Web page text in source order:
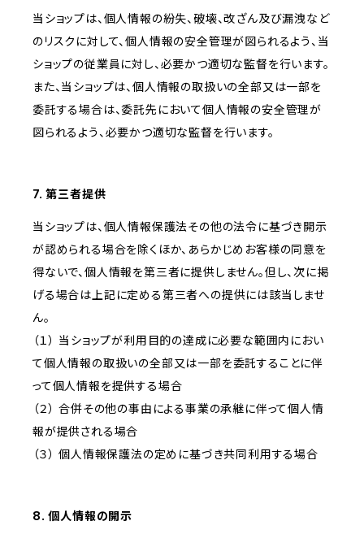
当ショップは、個人情報の紛失、破壊、改ざん及び漏洩など
のリスクに対して、個人情報の安全管理が図られるよう、当
ショップの従業員に対し、必要かつ適切な監督を行います。
また、当ショップは、個人情報の取扱いの全部又は一部を
委託する場合は、委託先において個人情報の安全管理が
図られるよう、必要かつ適切な監督を行います。
7. 第三者提供
当ショップは、個人情報保護法その他の法令に基づき開示
が認められる場合を除くほか、あらかじめお客様の同意を
得ないで、個人情報を第三者に提供しません。但し、次に掲
げる場合は上記に定める第三者への提供には該当しませ
ん。
（１） 当ショップが利用目的の達成に必要な範囲内におい
て個人情報の取扱いの全部又は一部を委託することに伴
って個人情報を提供する場合
（２） 合併その他の事由による事業の承継に伴って個人情
報が提供される場合
（３） 個人情報保護法の定めに基づき共同利用する場合
8. 個人情報の開示